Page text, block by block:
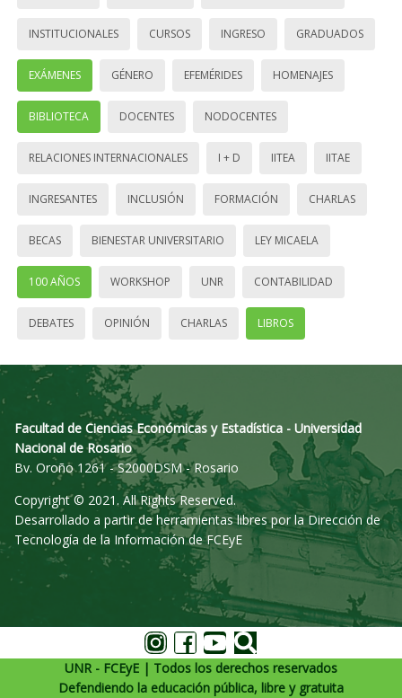
INSTITUCIONALES CURSOS INGRESO GRADUADOS
EXÁMENES GÉNERO EFEMÉRIDES HOMENAJES
BIBLIOTECA DOCENTES NODOCENTES
RELACIONES INTERNACIONALES I + D IITEA IITAE
INGRESANTES INCLUSIÓN FORMACIÓN CHARLAS
BECAS BIENESTAR UNIVERSITARIO LEY MICAELA
100 AÑOS WORKSHOP UNR CONTABILIDAD
DEBATES OPINIÓN CHARLAS LIBROS
Facultad de Ciencias Económicas y Estadística - Universidad
Nacional de Rosario
Bv. Oroño 1261 - S2000DSM - Rosario
Copyright © 2021. All Rights Reserved.
Desarrollado a partir de herramientas libres por la Dirección de
Tecnología de la Información de FCEyE
UNR - FCEyE | Todos los derechos reservados
Defendiendo la educación pública, libre y gratuita